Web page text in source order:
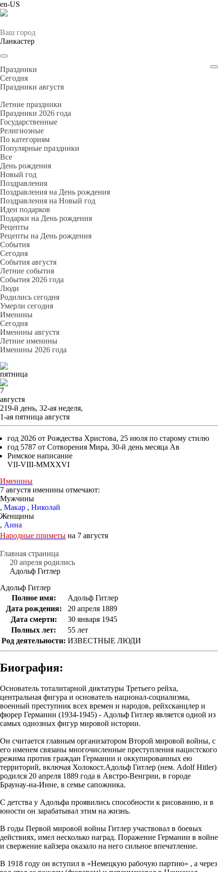
en-US
Ваш город
Ланкастер
Праздники
Cегодня
Праздники августя
Летние праздники
Праздники 2026 года
Государственные
Религиозные
По категориям
Популярные праздники
Все
День рождения
Новый год
Поздравления
Поздравления на День рождения
Поздравления на Новый год
Идеи подарков
Подарки на День рождения
Рецепты
Рецепты на День рождения
События
Cегодня
События августя
Летние события
События 2026 года
Люди
Родились сегодня
Умерли сегодня
Именины
Cегодня
Именины августя
Летние именины
Именины 2026 года
пятница
7
августя
219-й день, 32-ая неделя,
1-ая пятница августя
год 2026 от Рождества Христова, 25 июля по старому стилю
год 5787 от Сотворения Мира, 30-й день месяца Ав
Римское написание
VII-VIII-MMXXVI
Именины
7 августя именины отмечают:
Мужчины
, Макар , Николай
Женщины
, Анна
Народные приметы на 7 августя
Главная страница
20 апреля родились
Адольф Гитлер
Адольф Гитлер
Полное имя:
Адольф Гитлер
Дата рождения:
20 апреля 1889
Дата смерти:
30 января 1945
Полных лет:
55 лет
Род деятельности: ИЗВЕСТНЫЕ ЛЮДИ
Биография:
Основатель тоталитарной диктатуры Третьего рейха,
центральная фигура и основатель национал-социализма,
военный преступник всех времен и народов, рейхсканцлер и
фюрер Германии (1934-1945) - Адольф Гитлер является одной из
самых одиозных фигур мировой истории.
Он считается главным организатором Второй мировой войны, с
его именем связаны многочисленные преступления нацистского
режима против граждан Германии и оккупированных ею
территорий, включая Холокост.Адольф Гитлер (нем. Adolf Hitler)
родился 20 апреля 1889 года в Австро-Венгрии, в городе
Браунау-на-Инне, в семье сапожника.
С детства у Адольфа проявились способности к рисованию, и в
юности он зарабатывал этим на жизнь.
В годы Первой мировой войны Гитлер участвовал в боевых
действиях, имел несколько наград. Поражение Германии в войне
и свержение кайзера оказало на него сильное впечатление.
В 1918 году он вступил в «Немецкую рабочую партию» , а через